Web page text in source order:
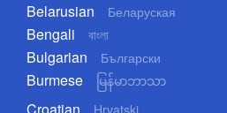
Belarusian Беларуская
Bengali বাংলা
Bulgarian Български
Burmese မြန်မာဘာသာ